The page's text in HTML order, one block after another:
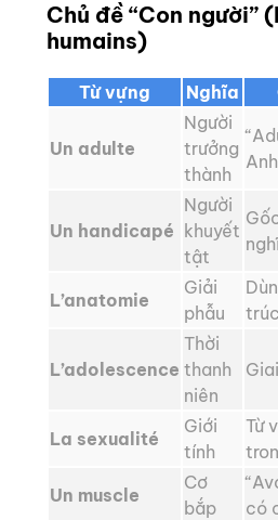
Chủ đề “Con người”
humains)
Từ vựng Nghĩa
Un adulte
Người
trưởng
thành
Un handicapé
Người
khuyết
tật
L’anatomie
Giải
phẫu
L’adolescence
Thời
thanh
niên
La sexualité
Giới
tính
Từ
Un muscle
Cơ
bắp
có